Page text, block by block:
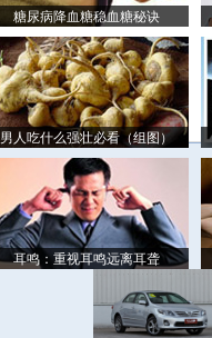
糖尿病降血糖稳血糖秘诀
男人吃什么强壮必看（组图）
耳鸣：重视耳鸣远离耳聋